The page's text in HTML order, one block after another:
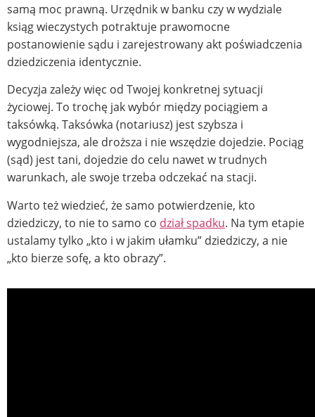
samą moc prawną. Urzędnik w banku czy w wydziale
ksiąg wieczystych potraktuje prawomocne
postanowienie sądu i zarejestrowany akt poświadczenia
dziedziczenia identycznie.
Decyzja zależy więc od Twojej konkretnej sytuacji
życiowej. To trochę jak wybór między pociągiem a
taksówką. Taksówka (notariusz) jest szybsza i
wygodniejsza, ale droższa i nie wszędzie dojedzie. Pociąg
(sąd) jest tani, dojedzie do celu nawet w trudnych
warunkach, ale swoje trzeba odczekać na stacji.
Warto też wiedzieć, że samo potwierdzenie, kto
dziedziczy, to nie to samo co dział spadku. Na tym etapie
ustalamy tylko „kto i w jakim ułamku” dziedziczy, a nie
„kto bierze sofę, a kto obrazy”.